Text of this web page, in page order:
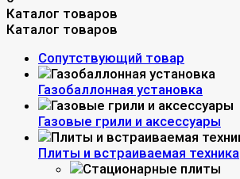
Каталог товаров
Каталог товаров
Сопутствующий товар
Газобаллонная установка
Газовые грили и аксессуары
Плиты и встраиваемая техника